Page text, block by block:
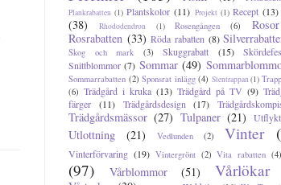
Plankrabatten (1) Plantskolor (11) Projekt (1) Recept (13)
(38)
Rhododendron (1) Rosengången (6) Rosor
Rosrabatten (33) Röda rabatten (8)
Skog och mark (3) Skuggrabatt (15)
Snittblommor (7) Sommar (49)
Sommarrabatten (2) Sponsrat inlägg (4) Stentrappan(1)
(6) Trädgård i kruka (13) Trädgård på TV (9)
färger
(11) Trädgårdsdesign (17)
Trädgårdsmässor (27) Tulpaner (21)
Utlottning (21) Vedlunden (2) Vinter
Vinterförvaring (19) Vintergrönt (2) Vita rabatten (4)
(97)
Vårblommor (51) Vårlökar